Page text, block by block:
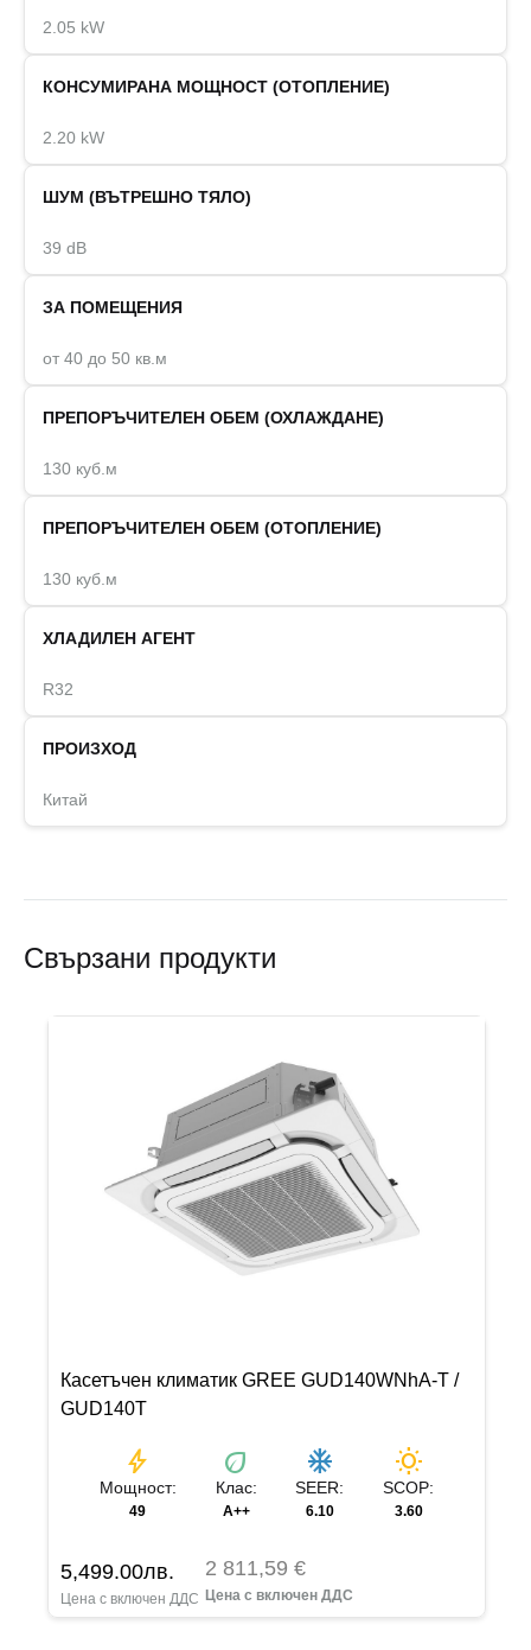
2.05 kW
КОНСУМИРАНА МОЩНОСТ (ОТОПЛЕНИЕ)
2.20 kW
ШУМ (ВЪТРЕШНО ТЯЛО)
39 dB
ЗА ПОМЕЩЕНИЯ
от 40 до 50 кв.м
ПРЕПОРЪЧИТЕЛЕН ОБЕМ (ОХЛАЖДАНЕ)
130 куб.м
ПРЕПОРЪЧИТЕЛЕН ОБЕМ (ОТОПЛЕНИЕ)
130 куб.м
ХЛАДИЛЕН АГЕНТ
R32
ПРОИЗХОД
Китай
Свързани продукти
Касетъчен климатик GREE GUD140WNhA-T /
GUD140T
bolt
Мощност:
49
eco
Клас:
A++
ac_unit
SEER:
6.10
wb_sunny
SCOP:
3.60
5,499.00лв. 2 811,59 €